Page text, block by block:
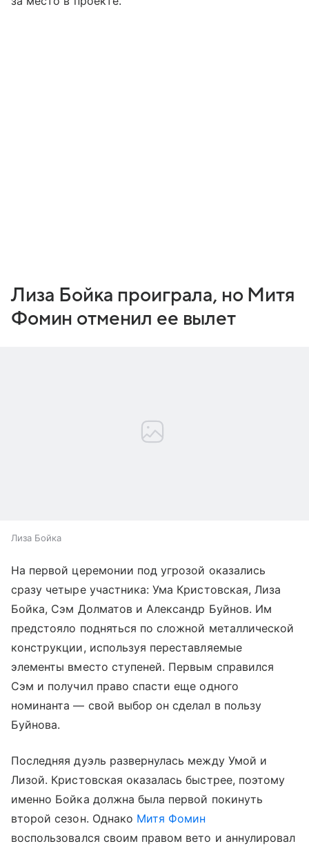
Лиза Бойка проиграла, но Митя
Фомин отменил ее вылет
Лиза Бойка
На первой церемонии под угрозой оказались
сразу четыре участника: Ума Кристовская, Лиза
Бойка, Сэм Долматов и Александр Буйнов. Им
предстояло подняться по сложной металлической
конструкции, используя переставляемые
элементы вместо ступеней. Первым справился
Сэм и получил право спасти еще одного
номинанта — свой выбор он сделал в пользу
Буйнова.
Последняя дуэль развернулась между Умой и
Лизой. Кристовская оказалась быстрее, поэтому
именно Бойка должна была первой покинуть
второй сезон. Однако Митя Фомин
воспользовался своим правом вето и аннулировал